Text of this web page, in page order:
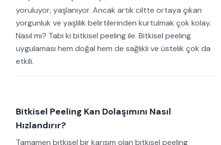
yoruluyor, yaşlanıyor. Ancak artık ciltte ortaya çıkan
yorgunluk ve yaşlılık belirtilerinden kurtulmak çok kolay.
Nasıl mı? Tabi ki bitkisel peeling ile. Bitkisel peeling
uygulaması hem doğal hem de sağlıklı ve üstelik çok da
etkili.
Bitkisel Peeling Kan Dolaşımını Nasıl
Hızlandırır?
Tamamen bitkisel bir karışım olan bitkisel peeling